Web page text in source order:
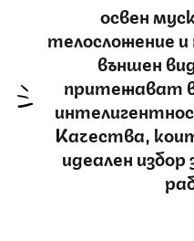
освен
телосложение
външен
притежават
Качества,
идеален